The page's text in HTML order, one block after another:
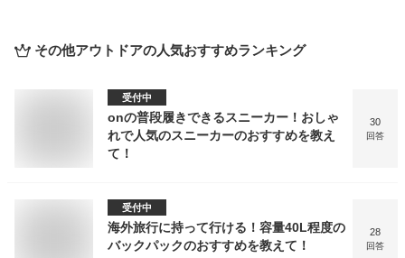
その他アウトドアの人気おすすめランキング
受付中
onの普段履きできるスニーカー！おしゃ
れで人気のスニーカーのおすすめを教え
て！
30
回答
受付中
海外旅行に持って行ける！容量40L程度の
バックパックのおすすめを教えて！
28
回答